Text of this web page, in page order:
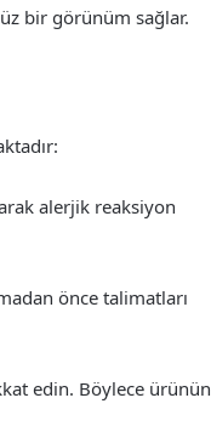
bir görünüm sağlar.
alerjik reaksiyon
önce talimatları
edin. Böylece ürünün